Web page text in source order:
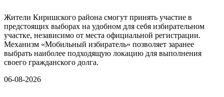
Жители Киришского района смогут принять участие в
предстоящих выборах на удобном для себя избирательном
участке, независимо от места официальной регистрации.
Механизм «Мобильный избиратель» позволяет заранее
выбрать наиболее подходящую локацию для выполнения
своего гражданского долга.
06-08-2026